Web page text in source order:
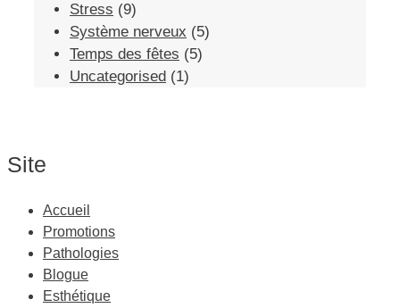
Stress (9)
Système nerveux (5)
Temps des fêtes (5)
Uncategorised (1)
Site
Accueil
Promotions
Pathologies
Blogue
Esthétique